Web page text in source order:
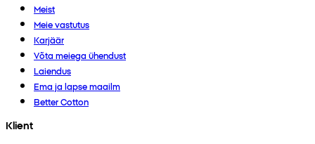
Meist
Meie vastutus
Karjäär
Võta meiega ühendust
Laiendus
Ema ja lapse maailm
Better Cotton
Klient